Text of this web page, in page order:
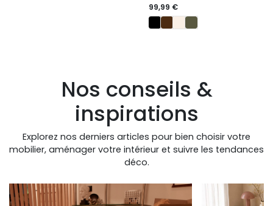
99,99 €
Nos conseils &
inspirations
Explorez nos derniers articles pour bien choisir votre
mobilier, aménager votre intérieur et suivre les tendances
déco.